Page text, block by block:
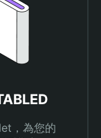
，為您的